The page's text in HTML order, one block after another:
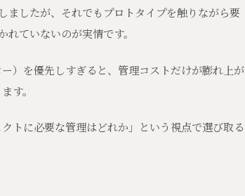
ましたが、それでもプロトタイプを触りながら要
れていないのが実情です。
）を優先しすぎると、管理コストだけが膨れ上が
す。
トに必要な管理はどれか」という視点で選び取る